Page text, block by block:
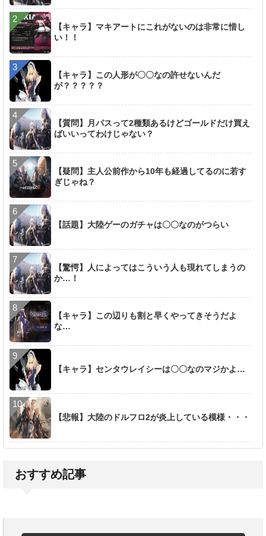
【キャラ】マキアートにこれがないのは非常に惜し
い！！
【キャラ】この人形が〇〇なの許せないんだ
が？？？？？
【質問】月パスって2種類あるけどゴールドだけ買え
ばいいってわけじゃない？
【疑問】主人公前作から10年も経過してるのに若す
ぎじゃね？
【話題】大陸ゲーのガチャは〇〇なのがつらい
【驚愕】人によってはこういう人も現れてしまうの
か…！
【キャラ】この辺りも割と早くやってきそうだよ
な…
【キャラ】センタウレイシーは〇〇なのマジかよ…
【悲報】大陸のドルフロ2が炎上している模様・・・
おすすめ記事